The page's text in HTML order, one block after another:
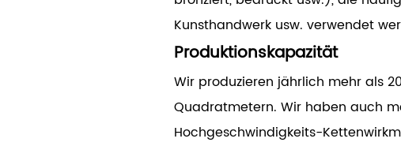
Kunsthandwerk usw. verwendet
Produktionskapazität
Wir produzieren jährlich mehr als
Quadratmetern. Wir haben auch
Hochgeschwindigkeits-